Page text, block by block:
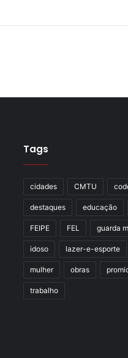
Tags
cidades CMTU
destaques educação
FEIPE FEL guarda
idoso lazer-e-esporte
mulher obras
trabalho